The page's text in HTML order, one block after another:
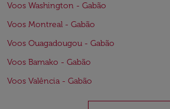
Voos Washington - Gabão
Voos Montreal - Gabão
Voos Ouagadougou - Gabão
Voos Bamako - Gabão
Voos Valência - Gabão